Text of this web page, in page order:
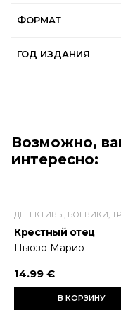
ФОРМАТ
ГОД ИЗДАНИЯ
Возможно,
интересно:
Крестный отец
Пьюзо Марио
14.99 €
В КОРЗИНУ